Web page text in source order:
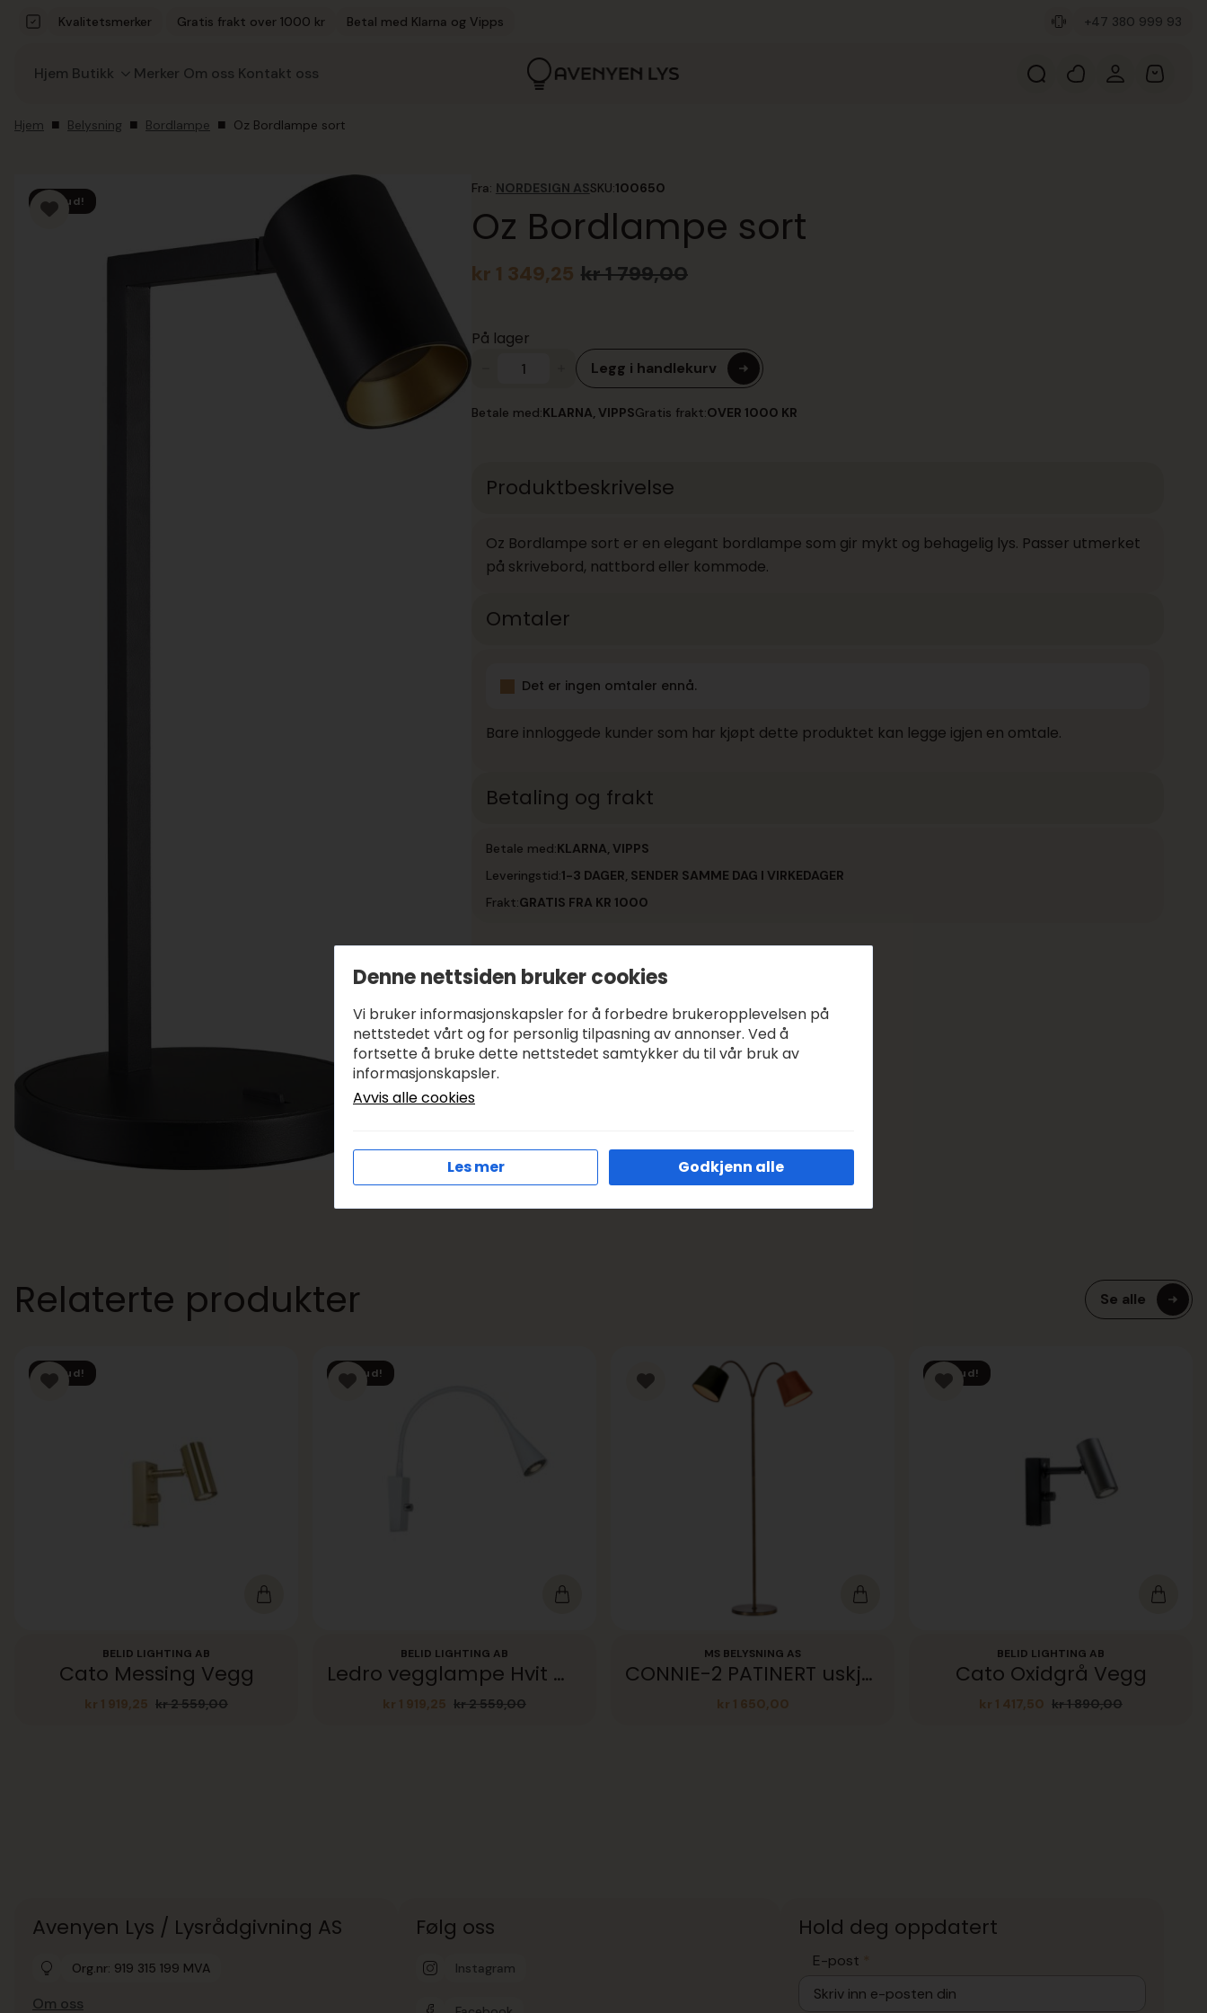
Kvalitetsmerker
Gratis frakt over 1000 kr Betal med Klarna og Vipps +47 380 999 93
Hjem Butikk Merker Om oss Kontakt oss
Hjem Belysning Bordlampe Oz Bordlampe sort
Tilbud!
Fra: NORDESIGN ASSKU:100650
Oz Bordlampe sort
kr1 799,00
Opprinnelig
kr 1
799,00.
kr 1 349,25
Nåværende
kr 1
349,25.
På lager
Oz
antall
Legg i handlekurv
Betale med:KLARNA, VIPPSGratis frakt:OVER 1000 KR
Produktbeskrivelse
Oz Bordlampe sort er en elegant bordlampe som gir mykt og behagelig lys. Passer utmerket
på skrivebord, nattbord eller kommode.
Omtaler
Det er ingen omtaler ennå.
Bare innloggede kunder som har kjøpt dette produktet kan legge igjen en omtale.
Betaling og frakt
Betale med:KLARNA, VIPPS
Leveringstid:1-3 DAGER, SENDER SAMME DAG I VIRKEDAGER
Frakt:GRATIS FRA KR 1000
Relaterte produkter Se alle
Tilbud!
BELID LIGHTING AB
Cato Messing Vegg
kr2 559,00
Opprinnelig
kr 1 919,25 Nåværende
Tilbud!
BELID LIGHTING AB
Ledro vegglampe Hvit mDim
kr2 559,00
Opprinnelig
kr 1 919,25 Nåværende
MS BELYSNING AS
CONNIE-2 PATINERT uskjerm
kr 1 650,00
Tilbud!
BELID LIGHTING AB
Cato Oxidgrå Vegg
kr1 890,00
Opprinnelig
kr 1 417,50 Nåværende
Avenyen Lys / Lysrådgivning AS
Org.nr: 919 315 199 MVA
Om oss
Følg oss
Instagram
Hold deg oppdatert
E-post
Denne nettsiden bruker cookies
Vi bruker informasjonskapsler for å forbedre brukeropplevelsen på
nettstedet vårt og for personlig tilpasning av annonser. Ved å
fortsette å bruke dette nettstedet samtykker du til vår bruk av
informasjonskapsler.
Avvis alle cookies
Les mer Godkjenn alle